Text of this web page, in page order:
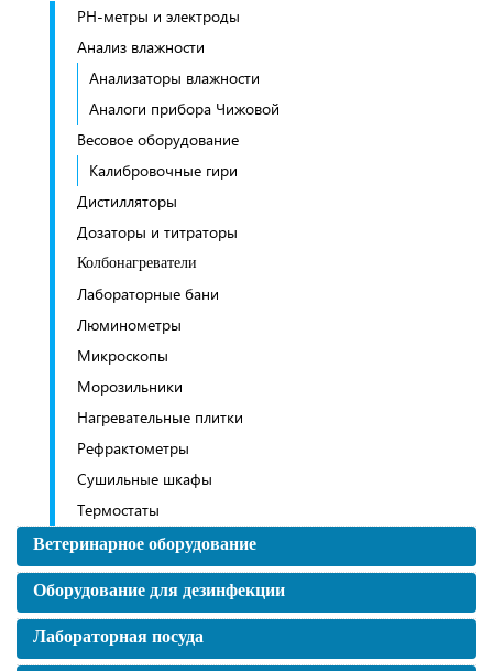
PH-метры и электроды
Анализ влажности
Анализаторы влажности
Аналоги прибора Чижовой
Весовое оборудование
Калибровочные гири
Дистилляторы
Дозаторы и титраторы
Колбонагреватели
Лабораторные бани
Люминометры
Микроскопы
Морозильники
Нагревательные плитки
Рефрактометры
Сушильные шкафы
Термостаты
Ветеринарное оборудование
Оборудование для дезинфекции
Лабораторная посуда